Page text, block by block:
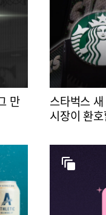
만
스타벅스
시장이 환